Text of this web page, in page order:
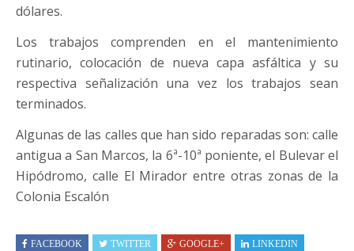
dólares.
Los trabajos comprenden en el mantenimiento
rutinario, colocación de nueva capa asfáltica y su
respectiva señalización una vez los trabajos sean
terminados.
Algunas de las calles que han sido reparadas son: calle
antigua a San Marcos, la 6ª-10ª poniente, el Bulevar el
Hipódromo, calle El Mirador entre otras zonas de la
Colonia Escalón
FACEBOOK TWITTER GOOGLE+ LINKEDIN